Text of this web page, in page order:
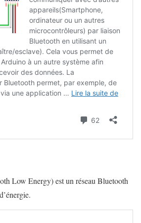
Low Energy) est un réseau Bluetooth